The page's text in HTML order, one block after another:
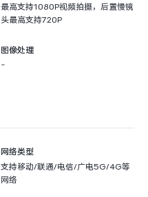
最高支持1080P视频拍摄，后置慢镜
头最高支持720P
图像处理
-
网络类型
支持移动/联通/电信/广电5G/4G等
网络